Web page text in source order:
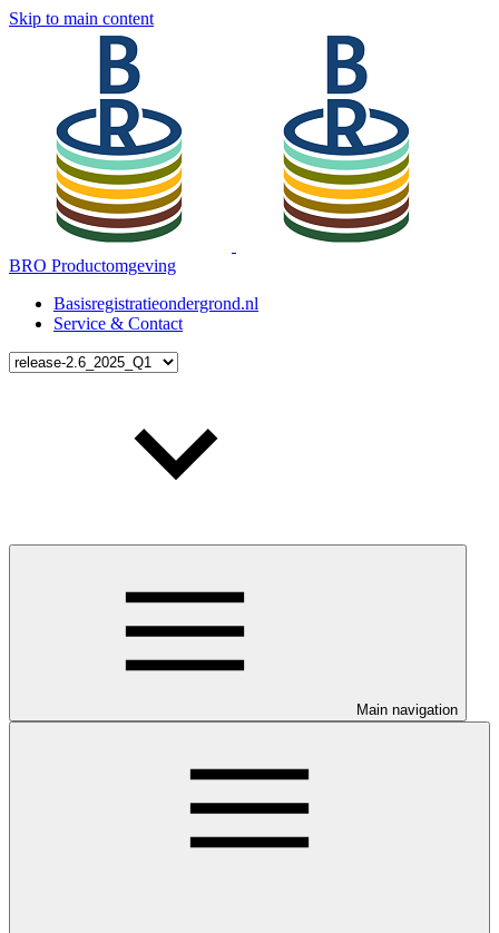
Skip to main content
BRO Productomgeving
Basisregistratieondergrond.nl
Service & Contact
Main navigation